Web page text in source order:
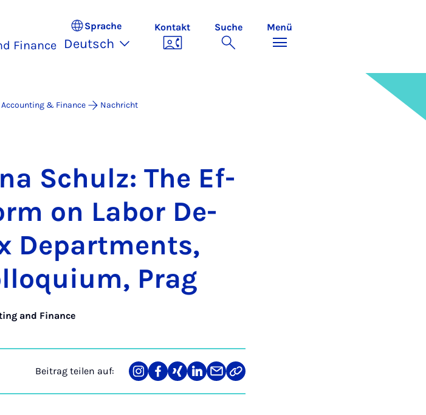
Finance
Sprache
Deutsch
Kontakt Suche Menü
& Finance Nachricht
Schulz: The Ef­
on La­bor De­
De­part­ments,
Prag
and Finance
Beitrag teilen auf:
Teilen
auf
Teilen
auf
Teilen
auf
Teilen
auf
Teilen
über
Link
kopieren